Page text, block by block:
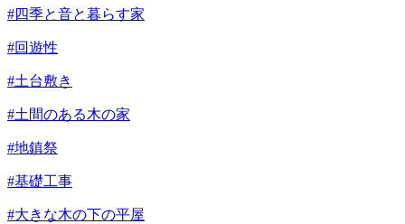
#四季と音と暮らす家
#回遊性
#土台敷き
#土間のある木の家
#地鎮祭
#基礎工事
#大きな木の下の平屋